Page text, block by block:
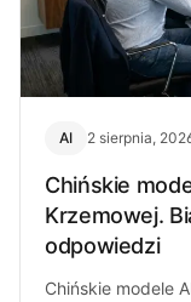
AI 2 sierpnia,
Chińskie
Krzemowej.
odpowiedzi
Chińskie modele